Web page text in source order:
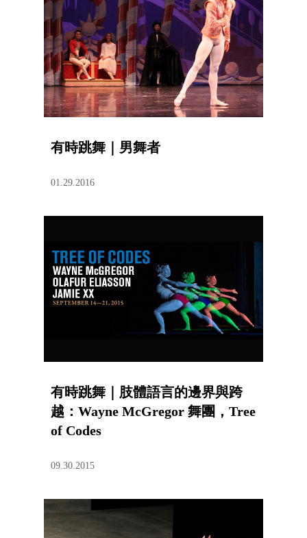
有時跳舞｜男舞者
01.29.2016
有時跳舞｜肢體語言的邊界與跨
越：Wayne McGregor 舞團，Tree
of Codes
09.30.2015